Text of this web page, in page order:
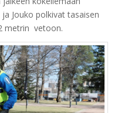
Jouko polkivat tasaisen
metrin vetoon.